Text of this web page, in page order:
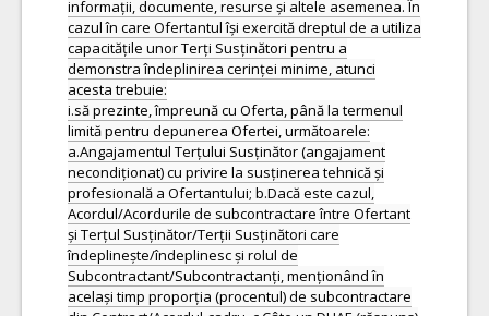
informații, documente, resurse și altele asemenea. În
cazul în care Ofertantul își exercită dreptul de a utiliza
capacitățile unor Terți Susținători pentru a
demonstra îndeplinirea cerinței minime, atunci
acesta trebuie:
i.să prezinte, împreună cu Oferta, până la termenul
limită pentru depunerea Ofertei, următoarele:
a.Angajamentul Terțului Susținător (angajament
necondiționat) cu privire la susținerea tehnică și
profesională a Ofertantului; b.Dacă este cazul,
Acordul/Acordurile de subcontractare între Ofertant
și Terțul Susținător/Terții Susținători care
îndeplinește/îndeplinesc și rolul de
Subcontractant/Subcontractanți, menționând în
același timp proporția (procentul) de subcontractare